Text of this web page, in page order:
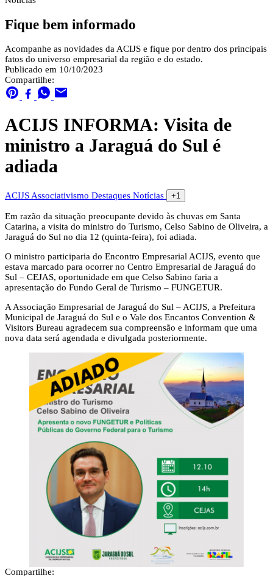
Fique bem informado
Acompanhe as novidades da ACIJS e fique por dentro dos principais
fatos do universo empresarial da região e do estado.
Publicado em 10/10/2023
Compartilhe:
ACIJS INFORMA: Visita de
ministro a Jaraguá do Sul é
adiada
ACIJS Associativismo Destaques Notícias +1
Em razão da situação preocupante devido às chuvas em Santa
Catarina, a visita do ministro do Turismo, Celso Sabino de Oliveira, a
Jaraguá do Sul no dia 12 (quinta-feira), foi adiada.
O ministro participaria do Encontro Empresarial ACIJS, evento que
estava marcado para ocorrer no Centro Empresarial de Jaraguá do
Sul – CEJAS, oportunidade em que Celso Sabino faria a
apresentação do Fundo Geral de Turismo – FUNGETUR.
A Associação Empresarial de Jaraguá do Sul – ACIJS, a Prefeitura
Municipal de Jaraguá do Sul e o Vale dos Encantos Convention &
Visitors Bureau agradecem sua compreensão e informam que uma
nova data será agendada e divulgada posteriormente.
Compartilhe: